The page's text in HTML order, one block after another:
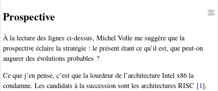
Prospective
À la lecture des lignes ci-dessus, Michel Volle me suggère que la
prospective éclaire la stratégie : le présent étant ce qu’il est, que peut-on
augurer des évolutions probables ?
Ce que j’en pense, c’est que la lourdeur de l’architecture Intel x86 la
condamne. Les candidats à la succession sont les architectures RISC [1],